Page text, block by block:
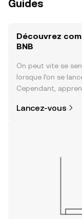
Guides
Découvrez
BNB
On peut vite se
lorsque l’on se
Cependant,
plus simple que
Lancez-vous